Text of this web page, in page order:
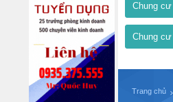
Chung
Chung
Trang chủ